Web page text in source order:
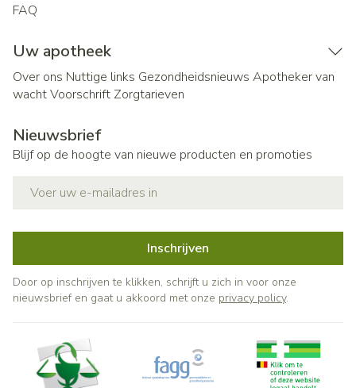
FAQ
Uw apotheek
Over ons Nuttige links Gezondheidsnieuws Apotheker van
wachtVoorschrift Zorgtarieven
Nieuwsbrief
Blijf op de hoogte van nieuwe producten en promoties
Inschrijven
Door op inschrijven te klikken, schrijft u zich in voor onze
nieuwsbrief en gaat u akkoord met onze privacy policy.